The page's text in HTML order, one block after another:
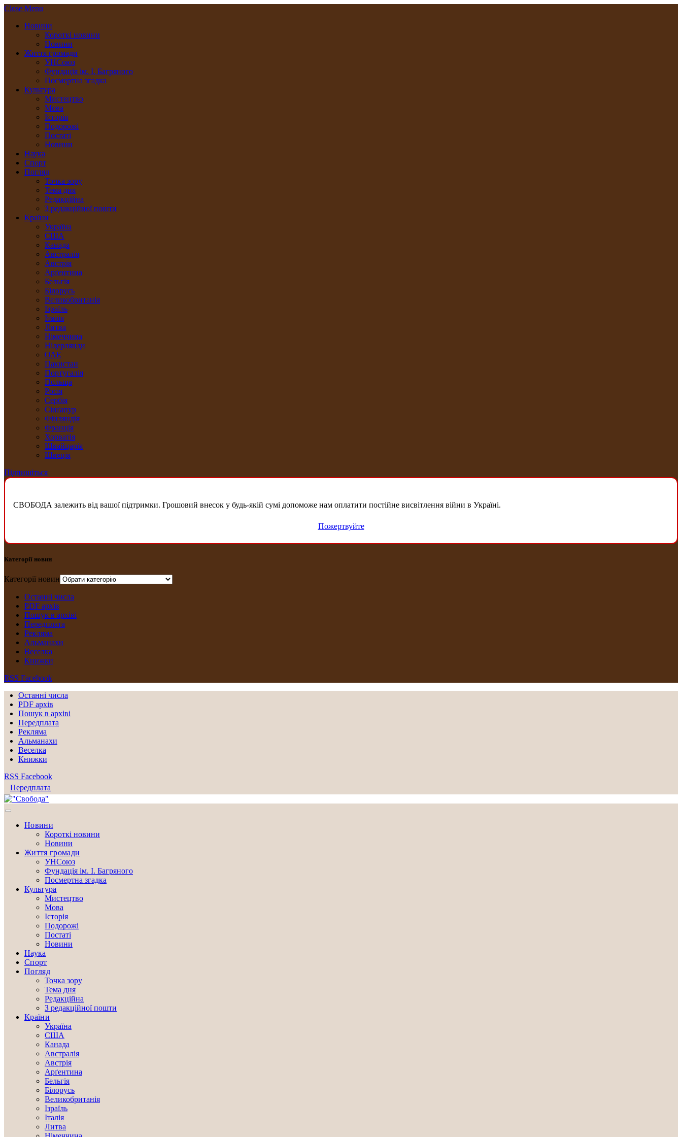
Close Menu
Новини
Короткі новини
Новини
Життя громади
УНСоюз
Фундація ім. І. Багряного
Посмертна згадка
Культура
Мистецтво
Мова
Історія
Подорожі
Постаті
Новини
Наука
Спорт
Погляд
Точка зору
Тема дня
Редакційна
З редакційної пошти
Країни
Україна
США
Канада
Австралія
Австрія
Арґентина
Бельгія
Білорусь
Великобританія
Ізраїль
Італія
Литва
Німеччина
Нідерлянди
ОАЕ
Пакистан
Португалія
Польща
Росія
Сербія
Сінґапур
Фінляндія
Франція
Хорватія
Швайцарія
Швеція
Підпишіться
СВОБОДА залежить від вашої підтримки. Грошовий внесок у будь-якій сумі допоможе нам оплатити постійне висвітлення війни в Україні.
Пожертвуйте
Категорії новин
Категорії новин
Останні числа
PDF архів
Пошук в архіві
Передплата
Рекляма
Альманахи
Веселка
Книжки
RSS Facebook
Останні числа
PDF архів
Пошук в архіві
Передплата
Рекляма
Альманахи
Веселка
Книжки
RSS Facebook
Передплата
Новини
Короткі новини
Новини
Життя громади
УНСоюз
Фундація ім. І. Багряного
Посмертна згадка
Культура
Мистецтво
Мова
Історія
Подорожі
Постаті
Новини
Наука
Спорт
Погляд
Точка зору
Тема дня
Редакційна
З редакційної пошти
Країни
Україна
США
Канада
Австралія
Австрія
Арґентина
Бельгія
Білорусь
Великобританія
Ізраїль
Італія
Литва